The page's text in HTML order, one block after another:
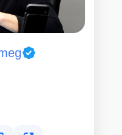
нашегоКалькулятора
и
понимает важность
В среднем, ремонт
же день. При